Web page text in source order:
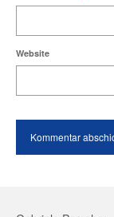
Website